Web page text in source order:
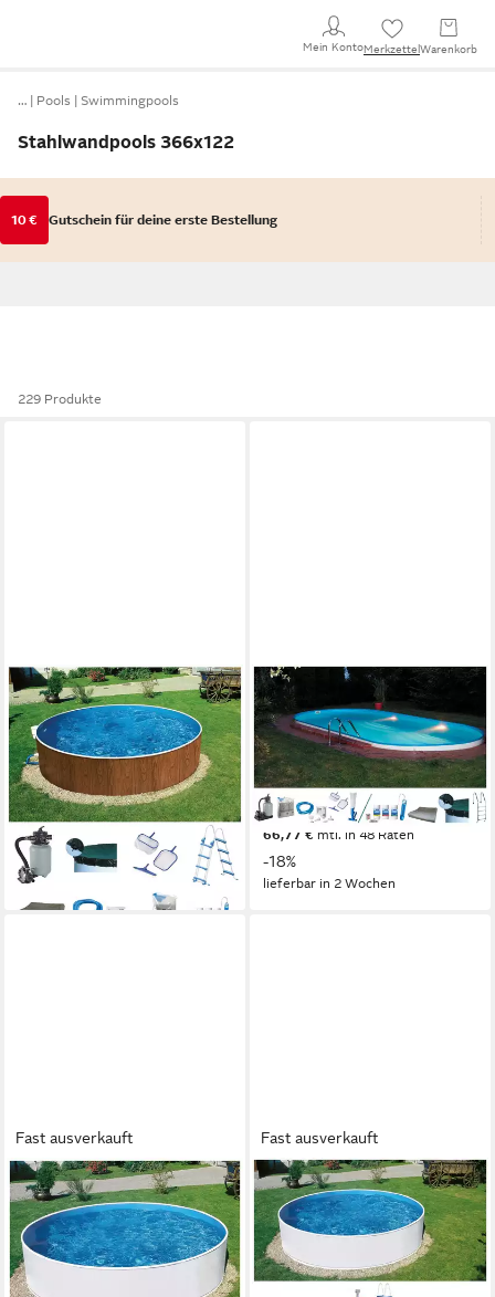
Mein KontoMerkzettel Warenkorb
… Pools Swimmingpools
Stahlwandpools 366x122
10 € Gutschein für deine erste Bestellung
229 Produkte
MY POOL BWT
Rundpool MAONI 4
(Komplett-Set, 9-tlg),
Aufstellpool in Holzoptik in
verschiedenen Größen
ab 799,99 € UVP1.009,00 €
23,23 €
mtl. in 48 Raten
-21%
lieferbar in 2 Wochen
MY POOL BWT
Ovalpool PREMIUM mit blauer
Innenfolie (Komplett-Set, 10-
tlg), Höhe 150 cm, in
verschiedenen Größen
ab 2.299,99 € UVP2.799,00 €
66,77 € mtl. in 48 Raten
-18%
lieferbar in 2 Wochen
Fast ausverkauft
KONIFERA
Rundpool Usedom II inkl.
Zubehör (Set, 5-tlg), in
verschiedenen Größen
erhältlich
Fast ausverkauft
KONIFERA
Rundpool Usedom I inkl.
Leiter & Einhängefilter (Set,
3-tlg), in verschiedenen
Größen erhältlich